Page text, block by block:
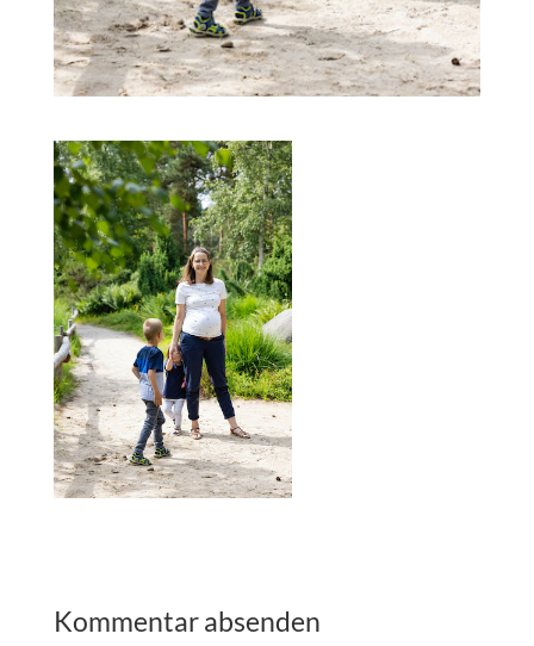
Kommentar absenden